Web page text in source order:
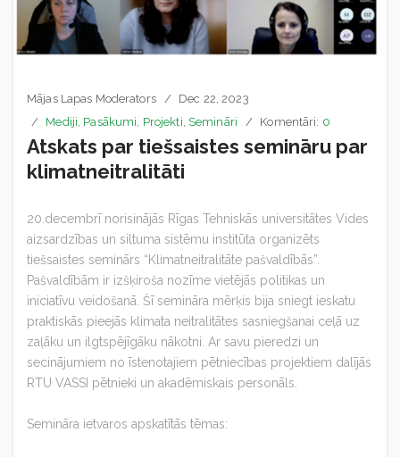
Mājas Lapas Moderators
Dec 22, 2023
Mediji, Pasākumi, Projekti, Semināri Komentāri: 0
Atskats par tiešsaistes semināru par
klimatneitralitāti
20.decembrī norisinājās Rīgas Tehniskās universitātes Vides
aizsardzības un siltuma sistēmu institūta organizēts
tiešsaistes seminārs “Klimatneitralitāte pašvaldībās”.
Pašvaldībām ir izšķiroša nozīme vietējās politikas un
iniciatīvu veidošanā. Šī semināra mērķis bija sniegt ieskatu
praktiskās pieejās klimata neitralitātes sasniegšanai ceļā uz
zaļāku un ilgtspējīgāku nākotni. Ar savu pieredzi un
secinājumiem no īstenotajiem pētniecības projektiem dalījās
RTU VASSI pētnieki un akadēmiskais personāls.
Semināra ietvaros apskatītās tēmas: